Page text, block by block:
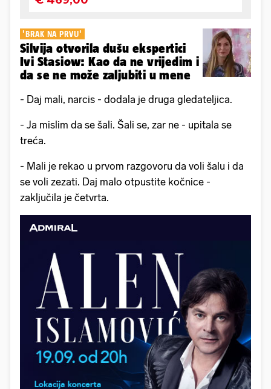
'BRAK NA PRVU'
Silvija otvorila dušu ekspertici
Ivi Stasiow: Kao da ne vrijedim i
da se ne može zaljubiti u mene
- Daj mali, narcis - dodala je druga gledateljica.
- Ja mislim da se šali. Šali se, zar ne - upitala se
treća.
- Mali je rekao u prvom razgovoru da voli šalu i da
se voli zezati. Daj malo otpustite kočnice -
zaključila je četvrta.